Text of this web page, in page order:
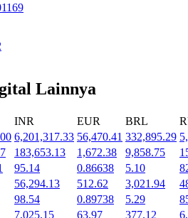
setiap hari
Lainnya
INR EUR BRL
6,201,317.33 56,470.41 332,895.29
183,653.13 1,672.38 9,858.75
95.14 0.86638 5.10
56,294.13 512.62 3,021.94
98.54 0.89738 5.29
7,025.15 63.97 377.12